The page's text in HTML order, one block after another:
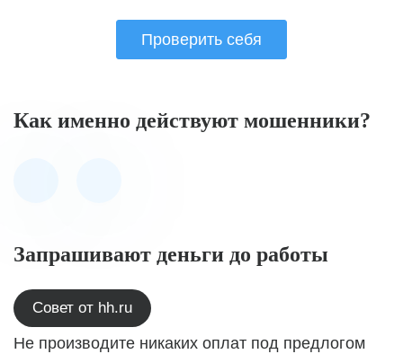
Проверить себя
Как именно действуют мошенники?
Запрашивают деньги до работы
Совет от hh.ru
Не производите никаких оплат под предлогом